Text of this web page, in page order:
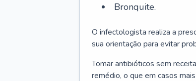
Bronquite.
O infectologista realiza a
sua orientação para evitar
Tomar antibióticos sem
remédio, o que em casos